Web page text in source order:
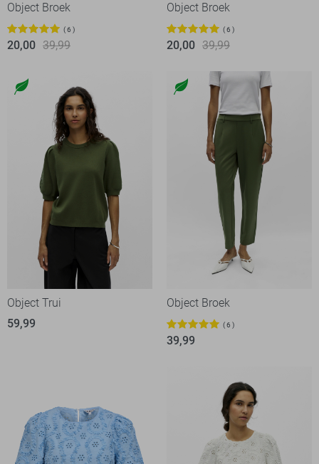
Object Broek
6
20,00 39,99
Object Broek
6
20,00 39,99
Object Trui
59,99
Object Broek
6
39,99